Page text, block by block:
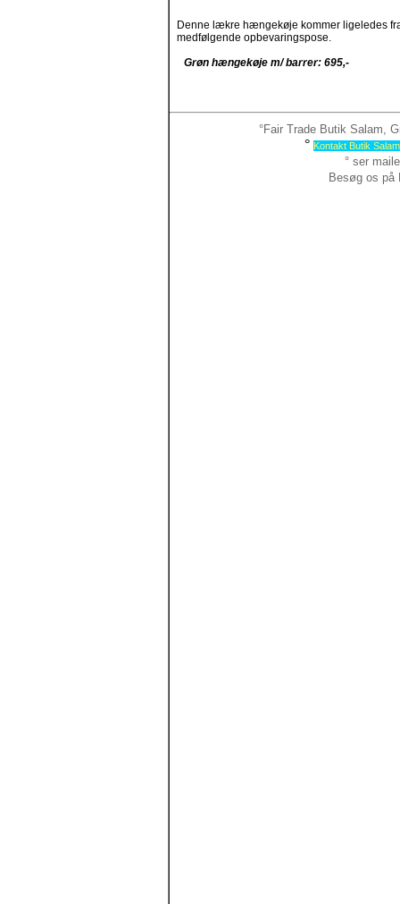
Denne lækre hængekøje kommer ligeledes
medfølgende opbevaringspose.
Grøn hængekøje m/ barrer: 695,-
°Fair Trade Butik Salam,
° Kontakt Butik Salam
° ser
Besøg os på